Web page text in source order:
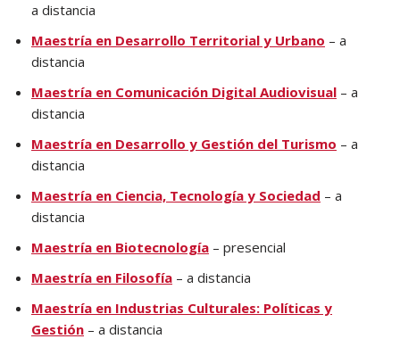
a distancia
Maestría en Desarrollo Territorial y Urbano – a
distancia
Maestría en Comunicación Digital Audiovisual – a
distancia
Maestría en Desarrollo y Gestión del Turismo – a
distancia
Maestría en Ciencia, Tecnología y Sociedad – a
distancia
Maestría en Biotecnología – presencial
Maestría en Filosofía – a distancia
Maestría en Industrias Culturales: Políticas y
Gestión – a distancia